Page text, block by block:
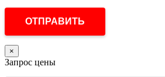
×
Запрос цены